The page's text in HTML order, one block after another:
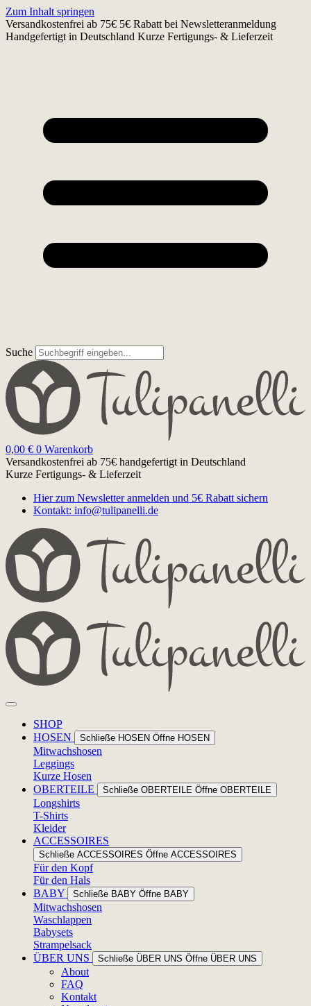
Zum Inhalt springen
Versandkostenfrei ab 75€ 5€ Rabatt bei Newsletteranmeldung
Handgefertigt in Deutschland Kurze Fertigungs- & Lieferzeit
Suche
0,00 € 0 Warenkorb
Versandkostenfrei ab 75€ handgefertigt in Deutschland
Kurze Fertigungs- & Lieferzeit
Hier zum Newsletter anmelden und 5€ Rabatt sichern
Kontakt: info@tulipanelli.de
SHOP
HOSEN
Schließe HOSEN Öffne HOSEN
Mitwachshosen
Leggings
Kurze Hosen
OBERTEILE
Schließe OBERTEILE Öffne OBERTEILE
Longshirts
T-Shirts
Kleider
ACCESSOIRES
Schließe ACCESSOIRES Öffne ACCESSOIRES
Für den Kopf
Für den Hals
BABY
Schließe BABY Öffne BABY
Mitwachshosen
Waschlappen
Babysets
Strampelsack
ÜBER UNS
Schließe ÜBER UNS Öffne ÜBER UNS
About
FAQ
Kontakt